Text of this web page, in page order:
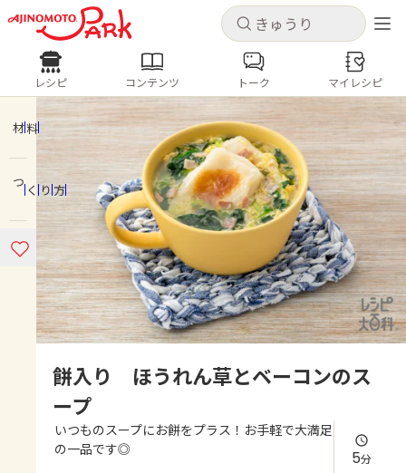
キャンセル
ログインするとレシピを保存できます
ログイン 新規登録
ホーム
コンテンツ
レシピ
よくあるお問い合わせ
お買い物
キャンセル
レシピ コンテンツ
人気の食材・レシピ
きゅうり なす トマト
とうもろこし
ピーマン
みょうが
レシピ コンテンツ トーク マイレシピ
材料
つくり方
餅入り ほうれん草とベーコンのス
ープ
いつものスープにお餅をプラス！お手軽で大満足
の一品です◎
5分